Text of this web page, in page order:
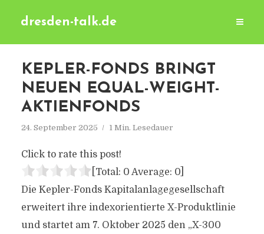
dresden-talk.de
KEPLER-FONDS BRINGT
NEUEN EQUAL-WEIGHT-
AKTIENFONDS
24. September 2025 1 Min. Lesedauer
Click to rate this post!
[Total: 0 Average: 0]
Die Kepler-Fonds Kapitalanlagegesellschaft
erweitert ihre indexorientierte X-Produktlinie
und startet am 7. Oktober 2025 den „X-300